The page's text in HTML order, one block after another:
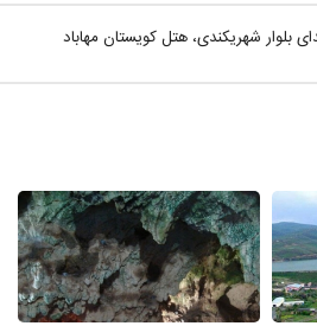
بلوار شهریکندی، هتل کویستان مهاباد